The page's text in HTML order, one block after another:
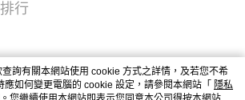
行
詢有關本網站使用 cookie 方式之詳情，及若您不希
應如何變更電腦的 cookie 設定，請參閱本網站「 隱私